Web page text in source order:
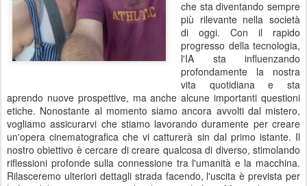
che sta diventando sempre
più rilevante nella società
di oggi. Con il rapido
progresso della tecnologia,
l'IA sta influenzando
profondamente la nostra
vita quotidiana e sta
aprendo nuove prospettive, ma anche alcune importanti questioni
etiche. Nonostante al momento siamo ancora avvolti dal mistero,
vogliamo assicurarvi che stiamo lavorando duramente per creare
un'opera cinematografica che vi catturerà sin dal primo istante. Il
nostro obiettivo è cercare di creare qualcosa di diverso, stimolando
riflessioni profonde sulla connessione tra l'umanità e la macchina.
Rilasceremo ulteriori dettagli strada facendo, l'uscita è prevista per